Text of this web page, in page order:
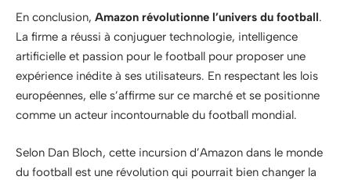
En conclusion, Amazon révolutionne l’univers du football.
La firme a réussi à conjuguer technologie, intelligence
artificielle et passion pour le football pour proposer une
expérience inédite à ses utilisateurs. En respectant les lois
européennes, elle s’affirme sur ce marché et se positionne
comme un acteur incontournable du football mondial.
Selon Dan Bloch, cette incursion d’Amazon dans le monde
du football est une révolution qui pourrait bien changer la